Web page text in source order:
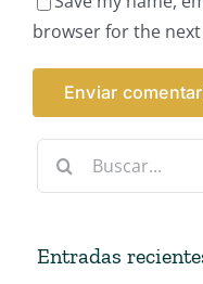
browser for the
Buscar:
Entradas